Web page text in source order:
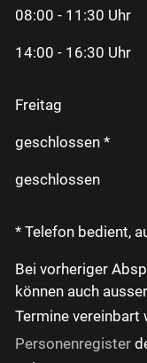
08:00 - 11:30 Uhr
14:00 - 16:30 Uhr
Freitag
geschlossen *
geschlossen
* Telefon bedient,
Bei vorheriger
können auch
Termine vereinbart
Personenregister